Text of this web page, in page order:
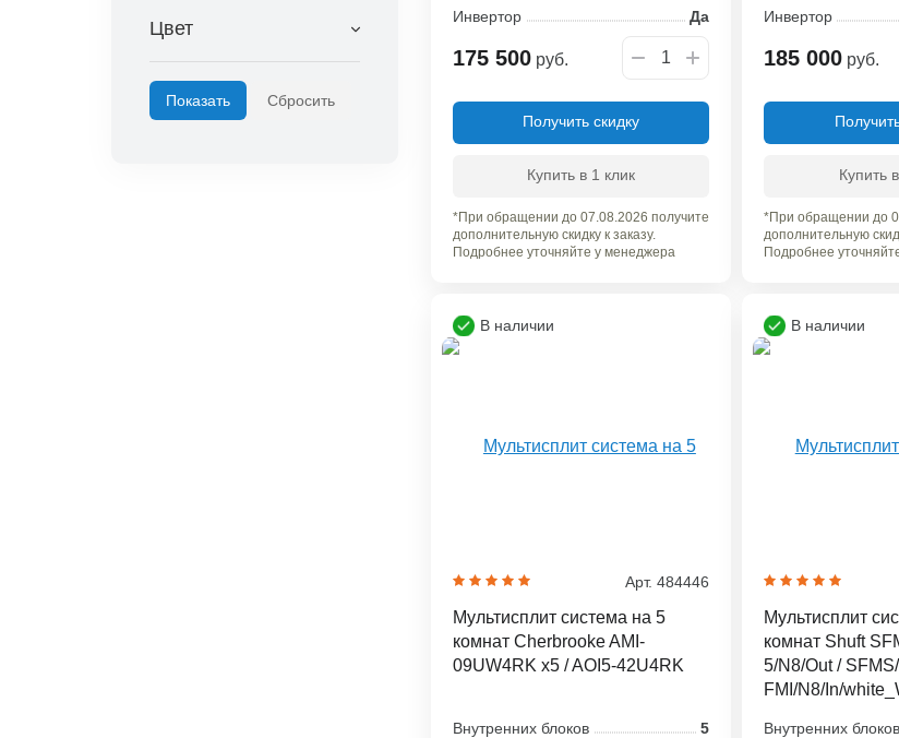
Цвет
Инвертор
Да
175 500руб.
Получить скидку
Купить в 1 клик
*При обращении до 07.08.2026 получите
дополнительную скидку к заказу.
Подробнее уточняйте у менеджера
Инвертор
185 000 руб.
Купить
*При обращении до
дополнительную
Подробнее
В наличии
Арт. 484446
Мультисплит система на 5
комнат Cherbrooke AMI-
09UW4RK x5 / AOI5-42U4RK
Внутренних блоков
5
В наличии
Мультисплит
комнат Shuft
5/N8/Out /
FMI/N8/In/
Внутренних блоков